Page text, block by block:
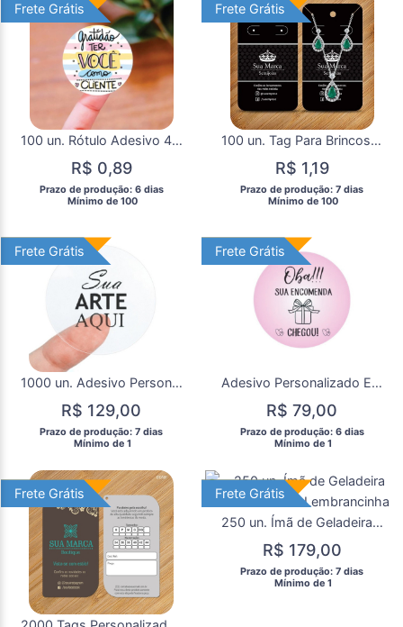
Frete Grátis
Frete Grátis
100 un. Rótulo Adesivo 4x4cm Personalizado
R$ 0,89
Prazo de produção: 6 dias
  Mínimo de 100
Frete Grátis
Frete Grátis
100 un. Tag Para Brincos e colar Cartelas Personalizadas
R$ 1,19
Prazo de produção: 7 dias
  Mínimo de 100
Frete Grátis
Frete Grátis
1000 un. Adesivo Personalizado Transparente 2x2cm
R$ 129,00
Prazo de produção: 7 dias
  Mínimo de 1
Frete Grátis
Frete Grátis
Adesivo Personalizado Etiquetas 2x2cm 250 un.
R$ 79,00
Prazo de produção: 6 dias
  Mínimo de 1
Frete Grátis
Frete Grátis Frete Grátis
Frete Grátis
250 un. Ímã de Geladeira Personalizado Lembrancinha
R$ 179,00
Prazo de produção: 7 dias
  Mínimo de 1